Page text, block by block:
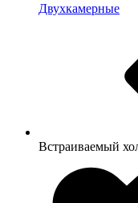
Двухкамерные
Встраиваемый